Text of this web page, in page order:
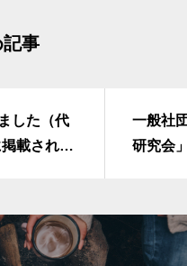
事
した（代
載されま
一般社
研究会